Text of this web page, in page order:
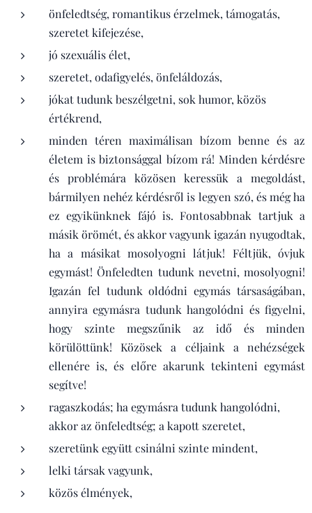
önfeledtség, romantikus érzelmek, támogatás,
szeretet kifejezése,
jó szexuális élet,
szeretet, odafigyelés, önfeláldozás,
jókat tudunk beszélgetni, sok humor, közös
értékrend,
minden téren maximálisan bízom benne és az
életem is biztonsággal bízom rá! Minden kérdésre
és problémára közösen keressük a megoldást,
bármilyen nehéz kérdésről is legyen szó, és még ha
ez egyikünknek fájó is. Fontosabbnak tartjuk a
másik örömét, és akkor vagyunk igazán nyugodtak,
ha a másikat mosolyogni látjuk! Féltjük, óvjuk
egymást! Önfeledten tudunk nevetni, mosolyogni!
Igazán fel tudunk oldódni egymás társaságában,
annyira egymásra tudunk hangolódni és figyelni,
hogy szinte megszűnik az idő és minden
körülöttünk! Közösek a céljaink a nehézségek
ellenére is, és előre akarunk tekinteni egymást
segítve!
ragaszkodás; ha egymásra tudunk hangolódni,
akkor az önfeledtség; a kapott szeretet,
szeretünk együtt csinálni szinte mindent,
lelki társak vagyunk,
közös élmények,